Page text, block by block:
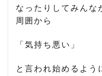
なったりしてみんな
周囲から
「気持ち悪い」
と言われ始めるよう